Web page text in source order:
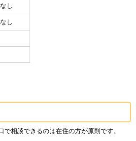
なし
なし
で相談できるのは在住の方が原則です。